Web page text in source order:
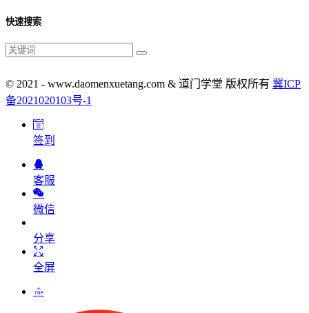
快速搜索
© 2021 - www.daomenxuetang.com & 道门学堂 版权所有 冀ICP
备2021020103号-1
签到
客服
微信
分享
全屏